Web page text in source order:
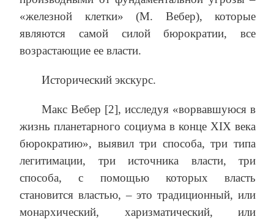
«железной клетки» (М. Вебер), которые
являются самой силой бюрократии, все
возрастающие ее власти.
Исторический экскурс.
Макс Вебер [2], исследуя «ворвавшуюся в
жизнь планетарного социума в конце XIX века
бюрократию», выявил три способа, три типа
легитимации, три источника власти, три
способа, с помощью которых власть
становится властью, – это традиционный, или
монархический, харизматический, или